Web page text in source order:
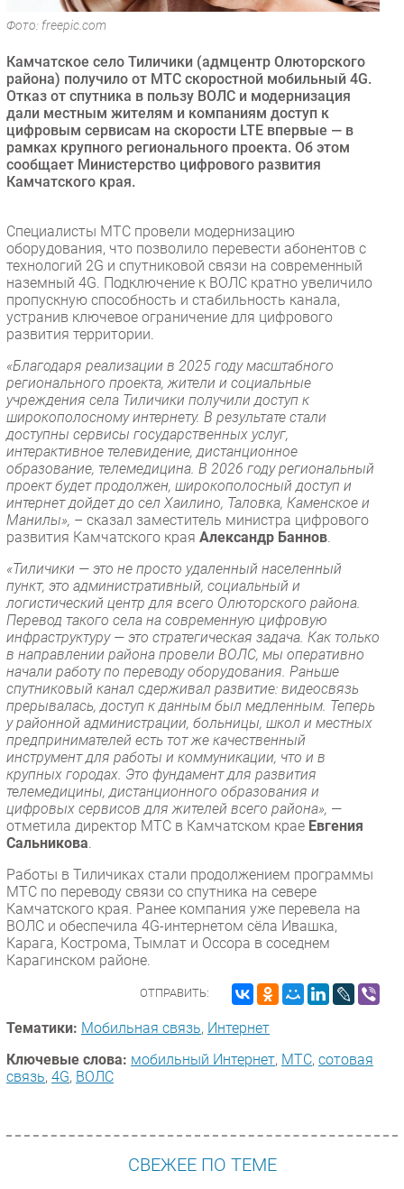
Безопасность
CIO/Управление ИТ
Гаджеты
Здоровье
РАЗДЕЛЫ
Аналитика
Интервью
Мероприятия
Проекты
IT класс
Тестовый стенд
Каталог компаний
Фото: freepic.com
Камчатское село Тиличики (адмцентр Олюторского
района) получило от МТС скоростной мобильный 4G.
Отказ от спутника в пользу ВОЛС и модернизация
дали местным жителям и компаниям доступ к
цифровым сервисам на скорости LTE впервые — в
рамках крупного регионального проекта. Об этом
сообщает Министерство цифрового развития
Камчатского края.
Специалисты МТС провели модернизацию
оборудования, что позволило перевести абонентов с
технологий 2G и спутниковой связи на современный
наземный 4G. Подключение к ВОЛС кратно увеличило
пропускную способность и стабильность канала,
устранив ключевое ограничение для цифрового
развития территории.
«Благодаря реализации в 2025 году масштабного
регионального проекта, жители и социальные
учреждения села Тиличики получили доступ к
широкополосному интернету. В результате стали
доступны сервисы государственных услуг,
интерактивное телевидение, дистанционное
образование, телемедицина. В 2026 году региональный
проект будет продолжен, широкополосный доступ и
интернет дойдет до сел Хаилино, Таловка, Каменское и
Манилы», – сказал заместитель министра цифрового
развития Камчатского края Александр Баннов
«Тиличики — это не просто удаленный населенный
пункт, это административный, социальный и
логистический центр для всего Олюторского района.
Перевод такого села на современную цифровую
инфраструктуру — это стратегическая задача. Как только
в направлении района провели ВОЛС, мы оперативно
начали работу по переводу оборудования. Раньше
спутниковый канал сдерживал развитие: видеосвязь
прерывалась, доступ к данным был медленным. Теперь
у районной администрации, больницы, школ и местных
предпринимателей есть тот же качественный
инструмент для работы и коммуникации, что и в
крупных городах. Это фундамент для развития
телемедицины, дистанционного образования и
цифровых сервисов для жителей всего района», —
отметила директор МТС в Камчатском крае Евгения
Сальникова
Работы в Тиличиках стали продолжением программы
МТС по переводу связи со спутника на севере
Камчатского края. Ранее компания уже перевела на
ВОЛС и обеспечила 4G-интернетом сёла Ивашка,
Карага, Кострома, Тымлат и Оссора в соседнем
Карагинском районе.
ОТПРАВИТЬ:
Тематики: Мобильная связь, Интернет
Ключевые слова: мобильный Интернет, МТС, сотовая
связь, 4G, ВОЛС
СВЕЖЕЕ ПО ТЕМЕ